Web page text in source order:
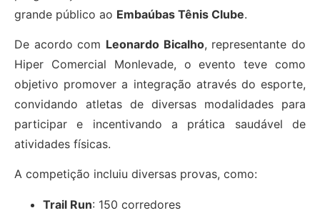
grande público ao Embaúbas Tênis Clube.
De acordo com Leonardo Bicalho, representante do
Hiper Comercial Monlevade, o evento teve como
objetivo promover a integração através do esporte,
convidando atletas de diversas modalidades para
participar e incentivando a prática saudável de
atividades físicas.
A competição incluiu diversas provas, como:
Trail Run: 150 corredores